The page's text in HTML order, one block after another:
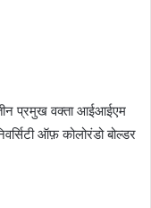
प्रमुख वक्ता आईआईएम
ऑफ़ कोलोरंडो बोल्डर